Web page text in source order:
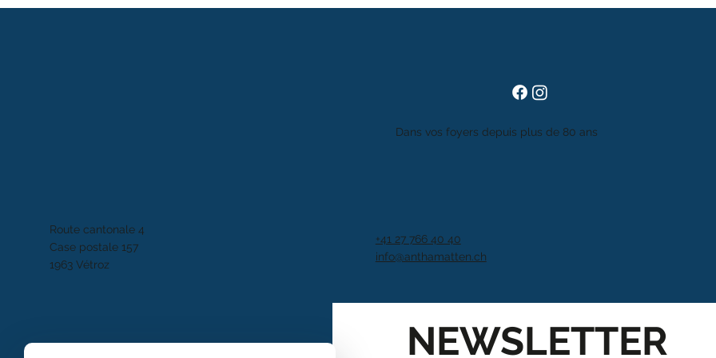
Route cantonale 4
Case postale 157
1963 Vétroz
Dans vos foyers depuis plus de 80 ans
+41 27 766 40 40
info@anthamatten.ch
NEWSLETTER